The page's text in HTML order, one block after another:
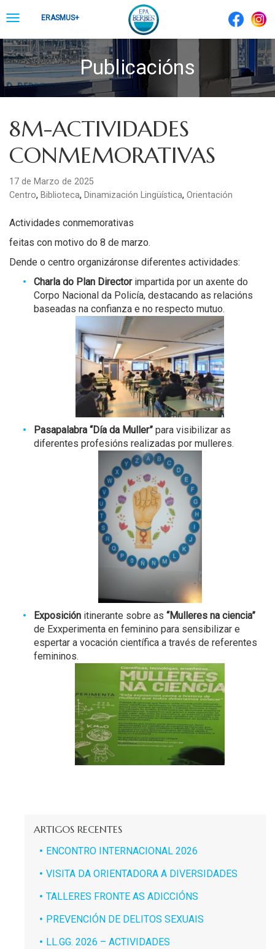
to ToggleERASMUS+
Publicacións
8M-ACTIVIDADES
CONMEMORATIVAS
17 de Marzo de 2025
Centro, Biblioteca, Dinamización Lingüística, Orientación
Actividades conmemorativas
feitas con motivo do 8 de marzo.
Dende o centro organizáronse diferentes actividades:
Charla do Plan Directorimpartida por un axente do
Corpo Nacional da Policía, destacando as relacións
baseadas na confianza e no respecto mutuo.
Pasapalabra “Día da Muller” para visibilizar as
diferentes profesións realizadas por mulleres.
Exposición itinerante sobre as “Mulleres na ciencia”
de Exxperimenta en feminino para sensibilizar e
espertar a vocación científica a través de referentes
femininos.
ARTIGOS RECENTES
ENCONTRO INTERNACIONAL 2026
VISITA DA ORIENTADORA A DIVERSIDADES
TALLERES FRONTE AS ADICCIÓNS
PREVENCIÓN DE DELITOS SEXUAIS
LL.GG. 2026 – ACTIVIDADES